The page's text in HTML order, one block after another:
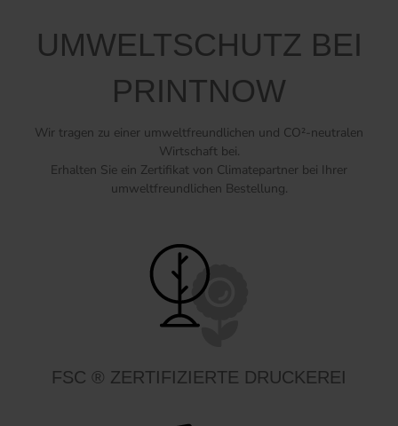
UMWELTSCHUTZ BEI
PRINTNOW
Wir tragen zu einer umweltfreundlichen und CO²-neutralen
Wirtschaft bei.
Erhalten Sie ein Zertifikat von Climatepartner bei Ihrer
umweltfreundlichen Bestellung.
FSC ® ZERTIFIZIERTE DRUCKEREI